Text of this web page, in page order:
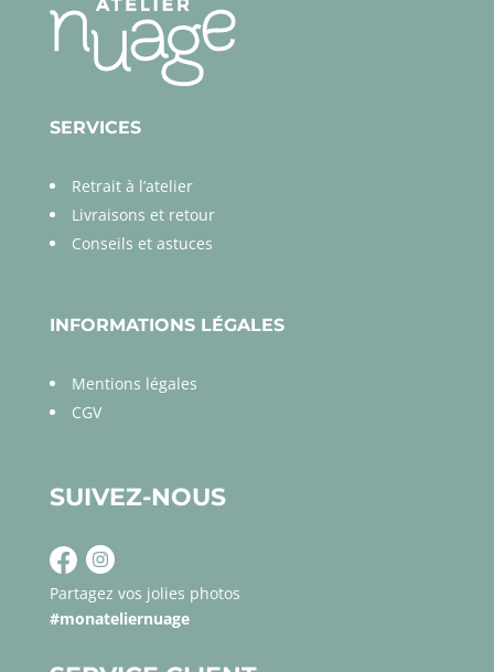
SERVICES
Retrait à l’atelier
Livraisons et retour
Conseils et astuces
INFORMATIONS LÉGALES
Mentions légales
CGV
SUIVEZ-NOUS
Partagez vos jolies photos
#monateliernuage